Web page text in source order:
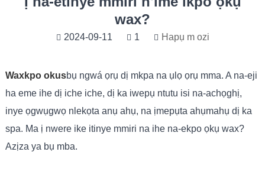
wax?
2024-09-11 1 Hapụ m ozi
Waxkpo okusbụ ngwá ọrụ dị mkpa na ụlọ ọrụ mma. A na-eji
ha eme ihe dị iche iche, dị ka iwepụ ntutu isi na-achọghị,
inye ọgwụgwọ nlekọta anụ ahụ, na ịmepụta ahụmahụ dị ka
spa. Ma ị nwere ike itinye mmiri na ihe na-ekpo ọkụ wax?
Azịza ya bụ mba.